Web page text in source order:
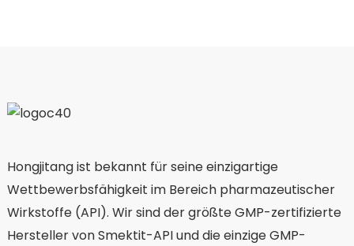
Hongjitang ist bekannt für seine einzigartige
Wettbewerbsfähigkeit im Bereich pharmazeutischer
Wirkstoffe (API). Wir sind der größte GMP-zertifizierte
Hersteller von Smektit-API und die einzige GMP-